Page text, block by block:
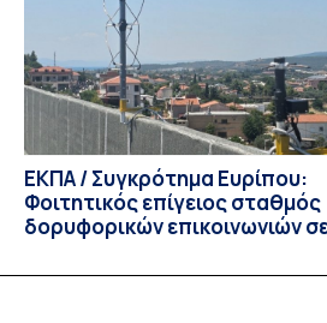
Τμημάτων του Πανεπιστημίου μας
για το ακαδημαϊκό έτος 2026-2027,
Αυγούστου 2026. […]
ΕΚΠΑ / Συγκρότημα Ευρίπου:
Φοιτητικός επίγειος σταθμός
δορυφορικών επικοινωνιών